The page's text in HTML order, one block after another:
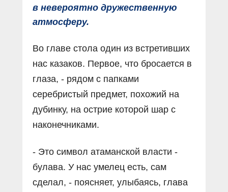
в невероятно дружественную
атмосферу.
Во главе стола один из встретивших
нас казаков. Первое, что бросается в
глаза, - рядом с папками
серебристый предмет, похожий на
дубинку, на острие которой шар с
наконечниками.
- Это символ атаманской власти -
булава. У нас умелец есть, сам
сделал, - поясняет, улыбаясь, глава